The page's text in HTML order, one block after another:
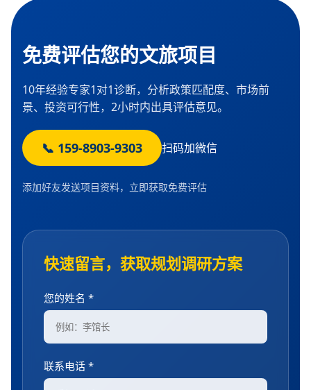
免费评估您的文旅项目
10年经验专家1对1诊断，分析政策匹配度、市场前
景、投资可行性，2小时内出具评估意见。
📞 159-8903-9303 扫码加微信
添加好友发送项目资料，立即获取免费评估
快速留言，获取规划调研方案
您的姓名 *
联系电话 *